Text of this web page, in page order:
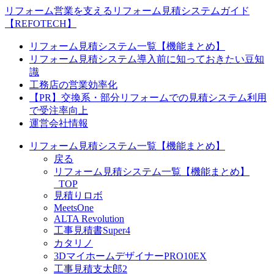
リフォーム営業を支えるリフォーム見積システムガイド
【REFOTECH】
リフォーム見積システム一覧【機能まとめ】
リフォーム見積システム導入前に知っておきたい豆知
識
工務店の営業効率化
【PR】交換系・部分リフォームでの見積システム利用
で受注率向上
運営会社情報
リフォーム見積システム一覧【機能まとめ】
戻る
リフォーム見積システム一覧【機能まとめ】
_TOP
見積りロボ
MeetsOne
ALTA Revolution
工事見積書Super4
カタリノ
3DマイホームデザイナーPRO10EX
工事見積支太郎2